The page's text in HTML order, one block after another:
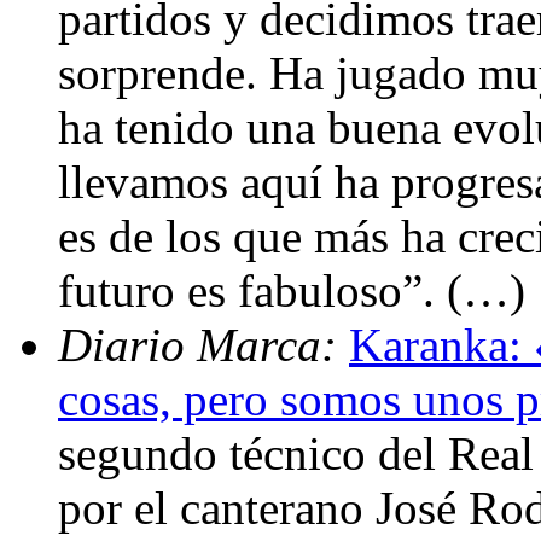
partidos y decidimos
sorprende. Ha jugado
ha tenido una buena
llevamos aquí ha
es de los que más ha
futuro es fabuloso”. (…)
Diario Marca: Karanka:
cosas, pero somos unos
segundo técnico del
por el canterano José